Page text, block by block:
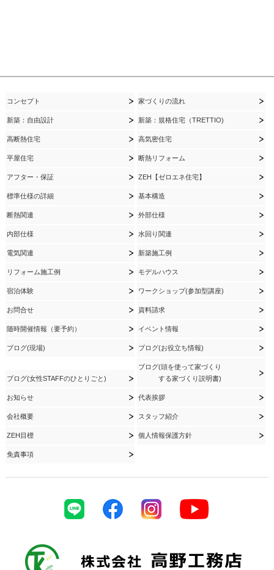
コンセプト 家づくりの流れ
新築：自由設計 新築：規格住宅（TRETTIO)
高断熱住宅 高気密住宅
平屋住宅 断熱リフォーム
アフター・保証 ZEH【ゼロエネ住宅】
標準仕様の詳細 基本構造
断熱関連 外部仕様
内部仕様 水回り関連
電気関連 新築施工例
リフォーム施工例 モデルハウス
宿泊体験 ワークショップ(参加型講座)
お問合せ 資料請求
随時開催情報（要予約） イベント情報
ブログ(現場) ブログ(お役立ち情報)
ブログ(女性STAFFのひとりごと)
ブログ(頭を使って家づくり
する家づくり説明書)
お知らせ 代表挨拶
会社概要 スタッフ紹介
ZEH目標 個人情報保護方針
免責事項